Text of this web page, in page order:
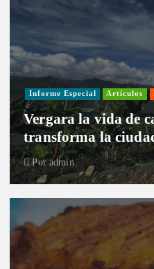
Informe Especial Artículos
Vergara la vida de
transforma la
Poradmin